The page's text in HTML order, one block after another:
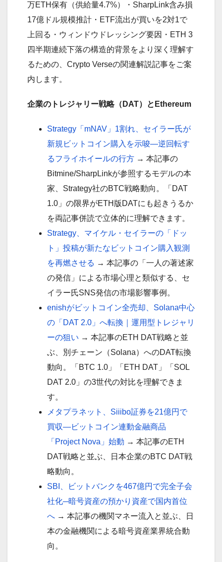
万ETH保有（供給量4.7%）・SharpLink含み損
17億ドル規模推計・ETF流出が買いを2対1で
上回る・ウィンドウドレッシング要因・ETH 3
四半期連続下落の構造的背景をより深く理解す
るための、Crypto Verseの関連解説記事をご案
内します。
企業のトレジャリー戦略（DAT）とEthereum
Strategy「mNAV」1割れ、セイラー氏が
新規ビットコイン購入を示唆—逆回転す
るフライホイールの行方 → 本記事の
Bitmine/SharpLinkが参照するモデルの本
家、Strategy社のBTC戦略動向。「DAT
1.0」の限界がETH版DATにも起きうるか
を両記事併読で立体的に理解できます。
Strategy、マイケル・セイラーの「ドッ
ト」投稿が新たなビットコイン購入観測
を再燃させる → 本記事の「一人の著述家
の発信」による市場心理と類似する、セ
イラー氏SNS発信の市場影響事例。
enishがビットコイン全売却、Solana中心
の「DAT 2.0」へ転換｜運用型トレジャリ
ーの狙い → 本記事のETH DAT戦略と並
ぶ、別チェーン（Solana）へのDAT転換
動向。「BTC 1.0」「ETH DAT」「SOL
DAT 2.0」の3世代の対比を理解できま
す。
メタプラネット、Siiibo証券を21億円で
買収—ビットコイン連動金融商品
「Project Nova」始動 → 本記事のETH
DAT戦略と並ぶ、日本企業のBTC DAT戦
略動向。
SBI、ビットバンクを467億円で完全子会
社化─暗号資産の預かり資産で国内首位
へ → 本記事の機関マネー流入と並ぶ、日
本の金融機関による暗号資産業界統合動
向。